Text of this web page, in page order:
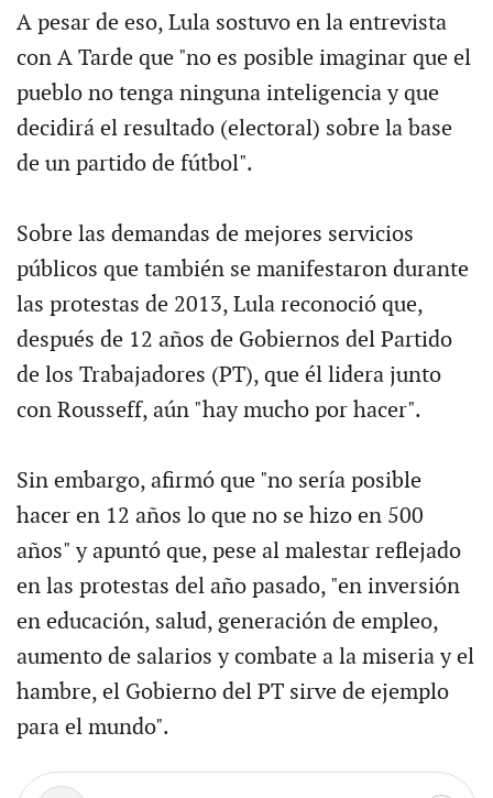
A pesar de eso, Lula sostuvo en la entrevista
con A Tarde que "no es posible imaginar que el
pueblo no tenga ninguna inteligencia y que
decidirá el resultado (electoral) sobre la base
de un partido de fútbol".
Sobre las demandas de mejores servicios
públicos que también se manifestaron durante
las protestas de 2013, Lula reconoció que,
después de 12 años de Gobiernos del Partido
de los Trabajadores (PT), que él lidera junto
con Rousseff, aún "hay mucho por hacer".
Sin embargo, afirmó que "no sería posible
hacer en 12 años lo que no se hizo en 500
años" y apuntó que, pese al malestar reflejado
en las protestas del año pasado, "en inversión
en educación, salud, generación de empleo,
aumento de salarios y combate a la miseria y el
hambre, el Gobierno del PT sirve de ejemplo
para el mundo".